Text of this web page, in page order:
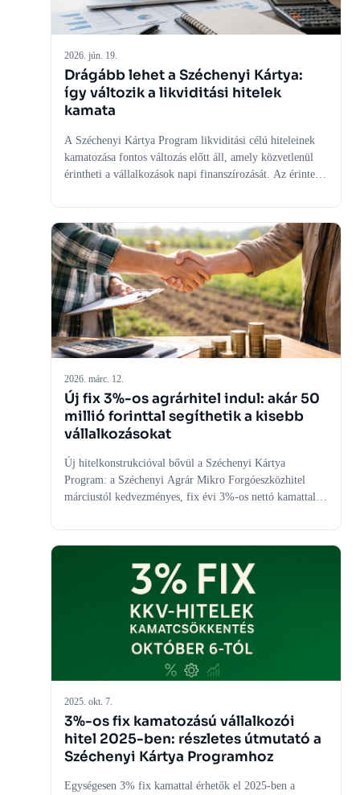
2026. jún. 19.
Drágább lehet a Széchenyi Kártya:
így változik a likviditási hitelek
kamata
A Széchenyi Kártya Program likviditási célú hiteleinek
kamatozása fontos változás előtt áll, amely közvetlenül
érintheti a vállalkozások napi finanszírozását. Az érintett
kamatszint helyett a 3 havi BUBOR-hoz kötött változó
kamatozás kerül előtérbe. Ez a cégek számára nem
feltétlenül jelenti azt, hogy eltűnik a kedvezményes
finanszírozás, de a korábbinál nagyobb figyelmet igényel
a kamatkockázat és a cash flow tervezése. A döntés
mögött egyszerre áll költségvetési, piaci és
gazdaságpolitikai logika.
2026. márc. 12.
Új fix 3%-os agrárhitel indul: akár 50
millió forinttal segíthetik a kisebb
vállalkozásokat
Új hitelkonstrukcióval bővül a Széchenyi Kártya
Program: a Széchenyi Agrár Mikro Forgóeszközhitel
márciustól kedvezményes, fix évi 3%-os nettó kamattal
hitel szabad felhasználású, saját erő nélkül is igényelhető,
és akár 50 millió forintos finanszírozást kínál. A cél az,
hogy a kisebb mezőgazdasági vállalkozások stabilabban
tudják finanszírozni működésüket egy változó gazdasági
környezetben. A konstrukció új lehetőséget nyithat azok
számára, akiknek gyors és kiszámítható forrásra van
2025. okt. 7.
3%-os fix kamatozású vállalkozói
hitel 2025-ben: részletes útmutató a
Széchenyi Kártya Programhoz
Egységesen 3% fix kamattal érhetők el 2025-ben a